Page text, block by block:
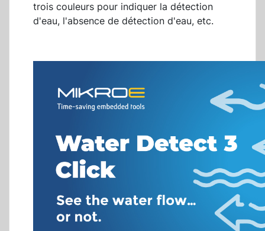
trois couleurs pour indiquer la détection
d'eau, l'absence de détection d'eau, etc.